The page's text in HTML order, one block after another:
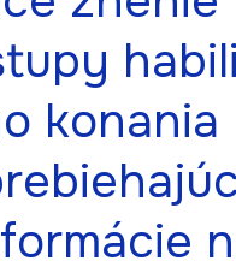
konania